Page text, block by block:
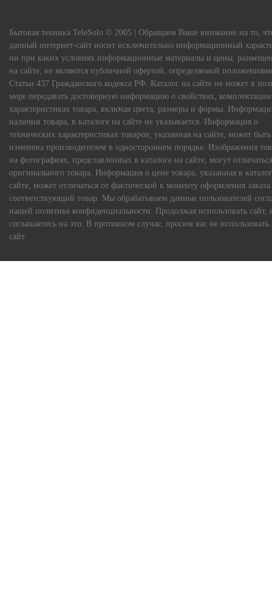
Бытовая техника TeleSolo © 2005 | Обращаем Ваше внимание на то,
данный интернет-сайт носит исключительно информационный
ни при каких условиях информационные материалы и цены,
на сайте, не являются публичной офертой, определяемой
Статьи 437 Гражданского кодекса РФ. Каталог на сайте не может в
мере передавать достоверную информацию о свойствах,
характеристиках товара, включая цвета, размеры и формы.
наличии товара, в каталоге на сайте не указывается. Информация о
технических характеристиках товаров, указанная на сайте, может быть
изменена производителем в одностороннем порядке. Изображения
на фотографиях, представленных в каталоге на сайте, могут
оригинального товара. Информация о цене товара, указанная в
сайте, может отличаться от фактической к моменту оформления заказа
соответствующий товар. Мы обрабатываем данные пользователей
нашей политике конфиденциальности. Продолжая использовать сайт,
соглашаетесь на это. В противном случае, просим вас не
сайт